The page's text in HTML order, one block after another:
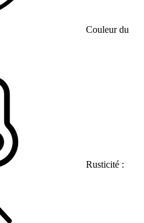
Couleur du
Rusticité :